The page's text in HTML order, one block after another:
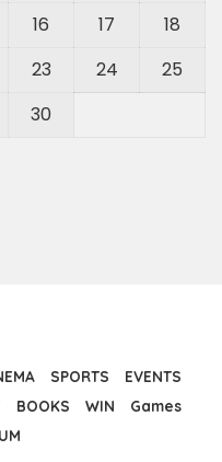
16 17
18
23 24
25
30
SPORTS
EVENTS
BOOKS WIN
Games